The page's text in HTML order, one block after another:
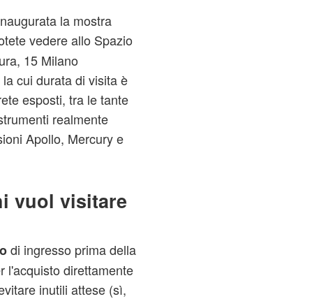
la mostra
vedere allo Spazio
15 Milano
cui durata di visita è
esposti, tra le tante
realmente
Apollo, Mercury e
vuol visitare
di ingresso prima della
l'acquisto direttamente
inutili attese (sì,